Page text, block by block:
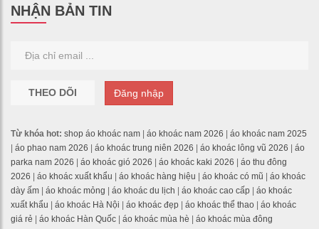
NHẬN BẢN TIN
THEO DÕI Đăng nhập
Từ khóa hot: shop áo khoác nam áo khoác nam 2026
áo khoác nam 2025
áo phao nam 2026 áo khoác trung niên 2026 áo khoác lông vũ 2026
áo
parka nam 2026
áo khoác gió 2026 áo khoác kaki 2026
áo thu đông
2026
áo khoác xuất khẩu áo khoác hàng hiệu áo khoác có mũ
áo khoác
dày ấm
áo khoác mỏng áo khoác du lịch áo khoác cao cấp
áo khoác
xuất khẩu
áo khoác Hà Nội áo khoác đẹp áo khoác thể thao
áo khoác
giá rẻ
áo khoác Hàn Quốc áo khoác mùa hè áo khoác mùa đông